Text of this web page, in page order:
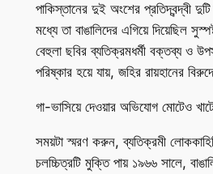
পাকিস্তানের দুই অংশের প্রতিদ্বন্দ্বী
মধ্যে তা বাঙালিদের এগিয়ে দিয়েছিল
বেহুলা ছবির ব্যতিক্রমধর্মী বক্তব্য ও
পরিষ্কার হয়ে যায়, জহির রায়হানের
গা-ভাসিয়ে দেওয়ার অভিযোগ মোটেও
সময়টা স্মরণ করুন, ব্যতিক্রমী
চলচ্চিত্রটি মুক্তি পায় ১৯৬৬ সালে,